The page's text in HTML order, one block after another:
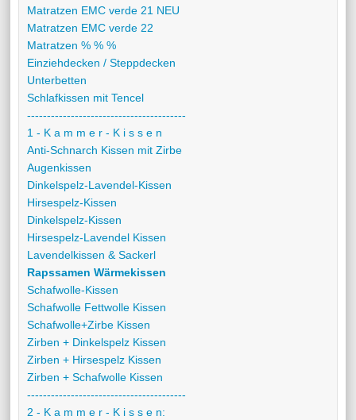
Matratzen EMC verde 21 NEU
Matratzen EMC verde 22
Matratzen % % %
Einziehdecken / Steppdecken
Unterbetten
Schlafkissen mit Tencel
----------------------------------------
1 - K a m m e r - K i s s e n
Anti-Schnarch Kissen mit Zirbe
Augenkissen
Dinkelspelz-Lavendel-Kissen
Hirsespelz-Kissen
Dinkelspelz-Kissen
Hirsespelz-Lavendel Kissen
Lavendelkissen & Sackerl
Rapssamen Wärmekissen
Schafwolle-Kissen
Schafwolle Fettwolle Kissen
Schafwolle+Zirbe Kissen
Zirben + Dinkelspelz Kissen
Zirben + Hirsespelz Kissen
Zirben + Schafwolle Kissen
----------------------------------------
2 - K a m m e r - K i s s e n: